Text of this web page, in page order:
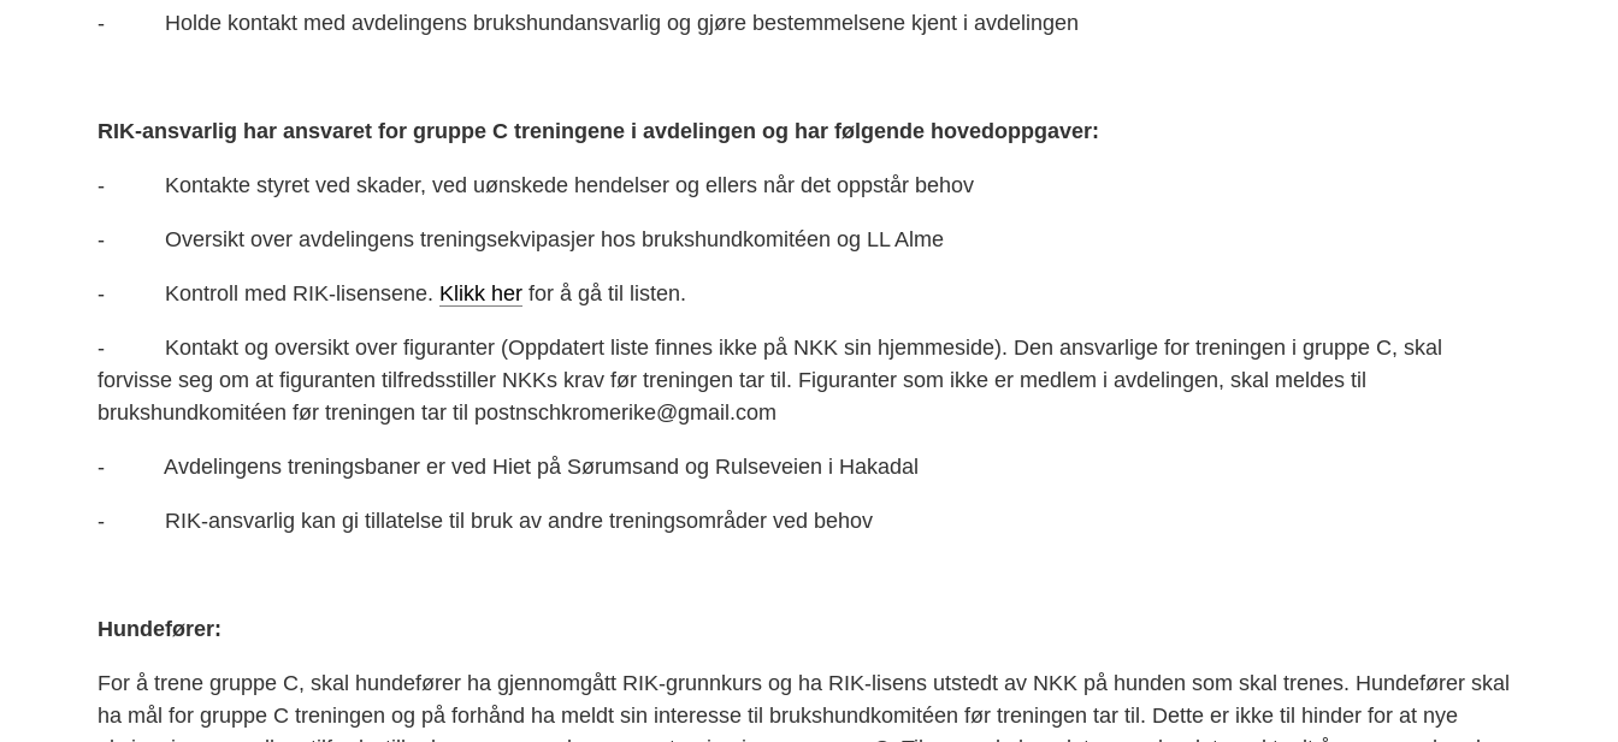
- Holde kontakt med avdelingens brukshundansvarlig og gjøre bestemmelsene kjent i avdelingen
RIK-ansvarlig har ansvaret for gruppe C treningene i avdelingen og har følgende hovedoppgaver:
- Kontakte styret ved skader, ved uønskede hendelser og ellers når det oppstår behov
- Oversikt over avdelingens treningsekvipasjer hos brukshundkomitéen og LL Alme
- Kontroll med RIK-lisensene. Klikk herfor å gå til listen.
- Kontakt og oversikt over figuranter (Oppdatert liste finnes ikke på NKK sin hjemmeside). Den ansvarlige for treningen i gruppe C, skal
forvisse seg om at figuranten tilfredsstiller NKKs krav før treningen tar til. Figuranter som ikke er medlem i avdelingen, skal meldes til
brukshundkomitéen før treningen tar til postnschkromerike@gmail.com
- Avdelingens treningsbaner er ved Hiet på Sørumsand og Rulseveien i Hakadal
- RIK-ansvarlig kan gi tillatelse til bruk av andre treningsområder ved behov
Hundefører:
For å trene gruppe C, skal hundefører ha gjennomgått RIK-grunnkurs og ha RIK-lisens utstedt av NKK på hunden som skal trenes. Hundefører skal
ha mål for gruppe C treningen og på forhånd ha meldt sin interesse til brukshundkomitéen før treningen tar til. Dette er ikke til hinder for at nye